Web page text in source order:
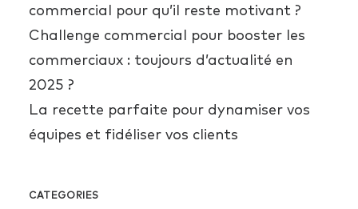
commercial pour qu’il reste motivant ?
Challenge commercial pour booster les
commerciaux : toujours d’actualité en
2025 ?
La recette parfaite pour dynamiser vos
équipes et fidéliser vos clients
CATEGORIES